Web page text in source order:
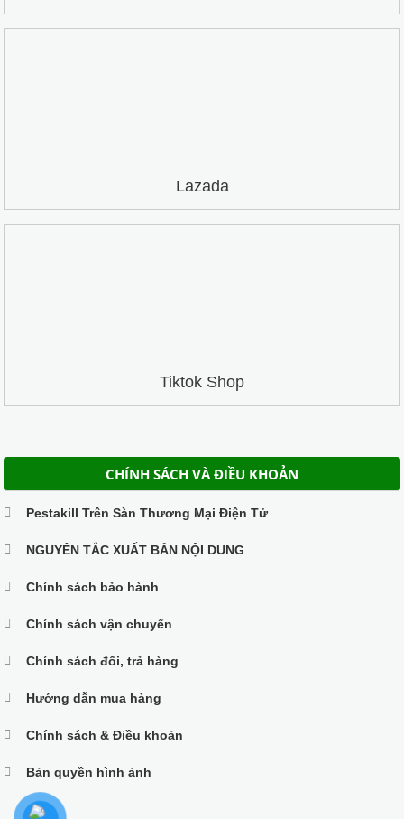
Lazada
Tiktok Shop
CHÍNH SÁCH VÀ ĐIỀU KHOẢN
Pestakill Trên Sàn Thương Mại Điện Tử
NGUYÊN TẮC XUẤT BẢN NỘI DUNG
Chính sách bảo hành
Chính sách vận chuyển
Chính sách đổi, trả hàng
Hướng dẫn mua hàng
Chính sách & Điều khoản
Bản quyền hình ảnh